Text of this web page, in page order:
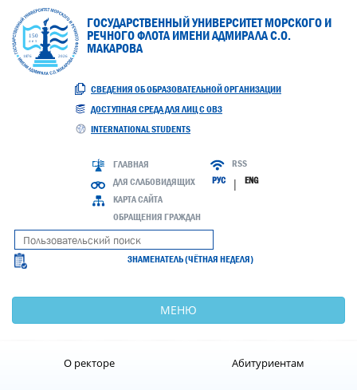
ГОСУДАРСТВЕННЫЙ УНИВЕРСИТЕТ МОРСКОГО И
РЕЧНОГО ФЛОТА ИМЕНИ АДМИРАЛА С.О.
МАКАРОВА
СВЕДЕНИЯ ОБ ОБРАЗОВАТЕЛЬНОЙ ОРГАНИЗАЦИИ
ДОСТУПНАЯ СРЕДА ДЛЯ ЛИЦ С ОВЗ
INTERNATIONAL STUDENTS
ГЛАВНАЯ
ДЛЯ СЛАБОВИДЯЩИХ
КАРТА САЙТА
ОБРАЩЕНИЯ ГРАЖДАН
RSS
РУС | ENG
ЗНАМЕНАТЕЛЬ (ЧЁТНАЯ НЕДЕЛЯ)
МЕНЮ
О ректоре Абитуриентам